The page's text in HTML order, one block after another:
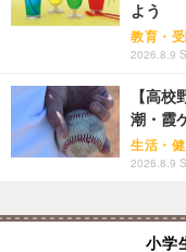
よう
教育・
2026.8.9
【高
潮・霞
生活・
2026.8.9
小学